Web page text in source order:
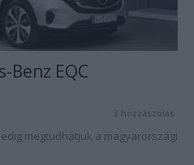
Benz EQC
3 hozzászólás
megtudhatjuk a magyarországi